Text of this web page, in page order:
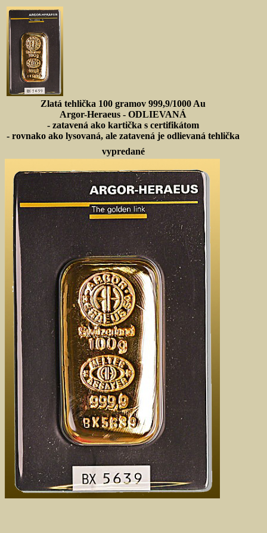
Zlatá tehlička 100 gramov 999,9/1000 Au
Argor-Heraeus - ODLIEVANÁ
- zatavená ako kartička s certifikátom
- rovnako ako lysovaná, ale zatavená je odlievaná tehlička
vypredané